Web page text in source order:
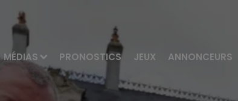
MÉDIAS PRONOSTICS JEUX ANNONCEURS